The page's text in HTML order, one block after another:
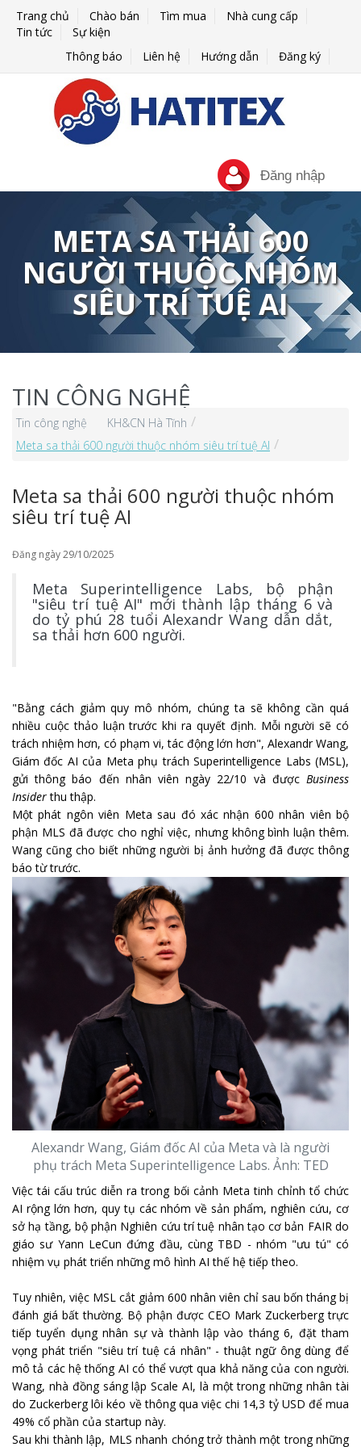
Trang chủ Chào bán Tìm mua
Nhà cung cấp
Tin tức
Sự kiện
Thông báo
Liên hệ Hướng dẫn Đăng ký
Đăng nhập
META SA THẢI 600
NGƯỜI THUỘC NHÓM
SIÊU TRÍ TUỆ AI
TIN CÔNG NGHỆ
Tin công nghệ
KH&CN Hà Tĩnh
Meta sa thải 600 người thuộc nhóm siêu trí tuệ AI
Meta sa thải 600 người thuộc nhóm
siêu trí tuệ AI
Đăng ngày 29/10/2025
Meta Superintelligence Labs, bộ phận
"siêu trí tuệ AI" mới thành lập tháng 6 và
do tỷ phú 28 tuổi Alexandr Wang dẫn dắt,
sa thải hơn 600 người.
"Bằng cách giảm quy mô nhóm, chúng ta sẽ không cần quá
nhiều cuộc thảo luận trước khi ra quyết định. Mỗi người sẽ có
trách nhiệm hơn, có phạm vi, tác động lớn hơn", Alexandr Wang,
Giám đốc AI của Meta phụ trách Superintelligence Labs (MSL),
gửi thông báo đến nhân viên ngày 22/10 và được Business
Insiderthu thập.
Một phát ngôn viên Meta sau đó xác nhận 600 nhân viên bộ
phận MLS đã được cho nghỉ việc, nhưng không bình luận thêm.
Wang cũng cho biết những người bị ảnh hưởng đã được thông
báo từ trước.
Alexandr Wang, Giám đốc AI của Meta và là người
phụ trách Meta Superintelligence Labs. Ảnh: TED
Việc tái cấu trúc diễn ra trong bối cảnh Meta tinh chỉnh tổ chức
AI rộng lớn hơn, quy tụ các nhóm về sản phẩm, nghiên cứu, cơ
sở hạ tầng, bộ phận Nghiên cứu trí tuệ nhân tạo cơ bản FAIR do
giáo sư Yann LeCun đứng đầu, cùng TBD - nhóm "ưu tú" có
nhiệm vụ phát triển những mô hình AI thế hệ tiếp theo.
Tuy nhiên, việc MSL cắt giảm 600 nhân viên chỉ sau bốn tháng bị
đánh giá bất thường. Bộ phận được CEO Mark Zuckerberg trực
tiếp tuyển dụng nhân sự và thành lập vào tháng 6, đặt tham
vọng phát triển "siêu trí tuệ cá nhân" - thuật ngữ ông dùng để
mô tả các hệ thống AI có thể vượt qua khả năng của con người.
Wang, nhà đồng sáng lập Scale AI, là một trong những nhân tài
do Zuckerberg lôi kéo về thông qua việc chi 14,3 tỷ USD để mua
49% cổ phần của startup này.
Sau khi thành lập, MLS nhanh chóng trở thành một trong những